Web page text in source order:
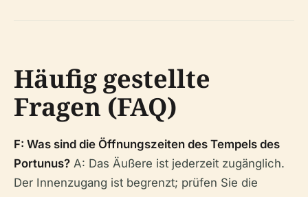
Häufig gestellte
Fragen (FAQ)
F: Was sind die Öffnungszeiten des Tempels des
Portunus? A: Das Äußere ist jederzeit zugänglich.
Der Innenzugang ist begrenzt; prüfen Sie die